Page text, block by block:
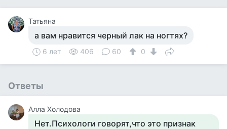
Татьяна
а вам нравится черный лак на ногтях?
6 лет 406 60 0
Ответы
Алла Холодова
Нет.Психологи говорят,что это признак